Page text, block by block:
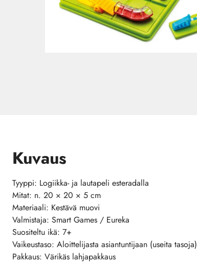
Kuvaus
Tyyppi: Logiikka- ja lautapeli esteradalla
Mitat: n. 20 × 20 × 5 cm
Materiaali: Kestävä muovi
Valmistaja: Smart Games / Eureka
Suositeltu ikä: 7+
Vaikeustaso: Aloittelijasta asiantuntijaan (useita tasoja)
Pakkaus: Värikäs lahjapakkaus